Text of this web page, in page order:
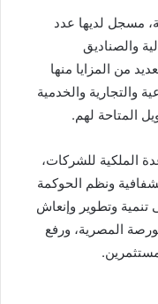
مسجل لديها عدد
والصناديق
من المزايا منها
والتجارية والخدمية
المتاحة لهم.
الملكية للشركات،
ونظم الحوكمة
تنمية وتطوير وإنعاش
المصرية، ورفع